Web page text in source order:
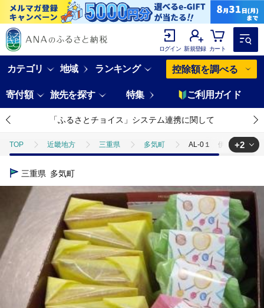
ログイン 新規登録 カート
カテゴリ 地域 ランキング 控除額を調べる
寄付額 旅先を探す 特集 ご利用ガイド
「ふるさとチョイス」システム連携に関して
TOP 近畿地方 三重県 多気町 AL-0１ 伊勢いもカス
TOP
洋菓子 カステラ AL-0１ 伊勢い
+2
三重県 多気町